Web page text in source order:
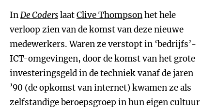
InDe CoderslaatClive Thompsonhet hele
verloop zien van de komst van deze nieuwe
medewerkers. Waren ze verstopt in ‘bedrijfs’-
ICT-omgevingen, door de komst van het grote
investeringsgeld in de techniek vanaf de jaren
’90 (de opkomst van internet) kwamen ze als
zelfstandige beroepsgroep in hun eigen cultuur